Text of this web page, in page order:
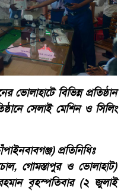
ভোলাহাটে বিভিন্ন প্রতিষ্ঠান
সেলাই মেশিন ও সিলিং
প্রতিনিধিঃ
গোমস্তাপুর ও ভোলাহাট)
বৃহস্পতিবার (২ জুলাই